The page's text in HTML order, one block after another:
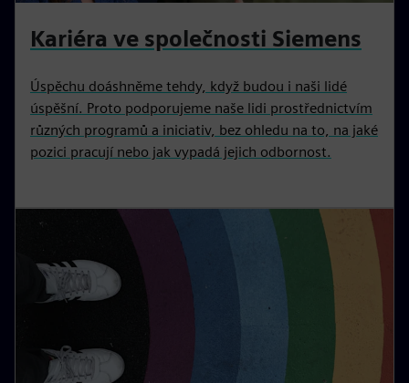
Kariéra ve společnosti Siemens
Úspěchu doáshněme tehdy, když budou i naši lidé
úspěšní. Proto podporujeme naše lidi prostřednictvím
různých programů a iniciativ, bez ohledu na to, na jaké
pozici pracují nebo jak vypadá jejich odbornost.